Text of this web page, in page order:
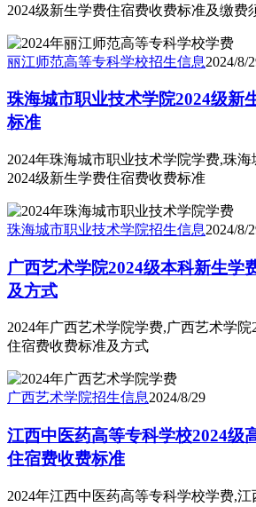
2024级新生学费住宿费收费标准及缴费
丽江师范高等专科学校招生信息2024/8/
珠海城市职业技术学院2024级新
标准
2024年珠海城市职业技术学院学费,珠
2024级新生学费住宿费收费标准
珠海城市职业技术学院招生信息2024/8/
广西艺术学院2024级本科新生学
及方式
2024年广西艺术学院学费,广西艺术学
住宿费收费标准及方式
广西艺术学院招生信息2024/8/29
江西中医药高等专科学校2024级
住宿费收费标准
2024年江西中医药高等专科学校学费,